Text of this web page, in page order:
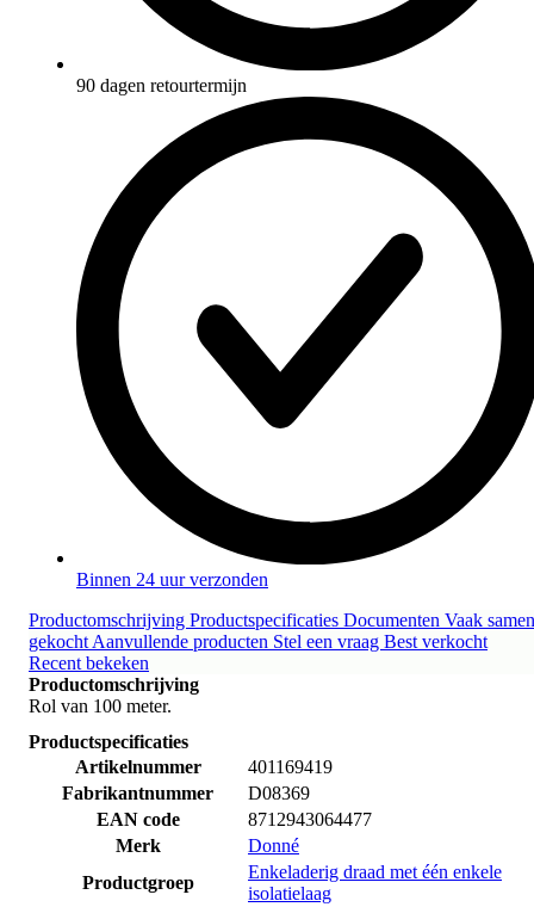
90 dagen retourtermijn
Binnen 24 uur verzonden
Productomschrijving Productspecificaties Documenten Vaak samen
gekocht Aanvullende producten Stel een vraag Best verkocht
Recent bekeken
Productomschrijving
Rol van 100 meter.
Productspecificaties
Artikelnummer
401169419
Fabrikantnummer
D08369
EAN code
8712943064477
Merk
Donné
Productgroep
Enkeladerig draad met één enkele
isolatielaag